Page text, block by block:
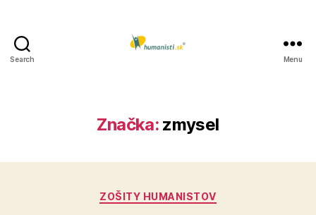
Search Menu
Značka: zmysel
Kategórie
ZOŠITY HUMANISTOV